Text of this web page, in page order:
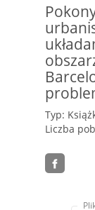
Typ:
Liczba